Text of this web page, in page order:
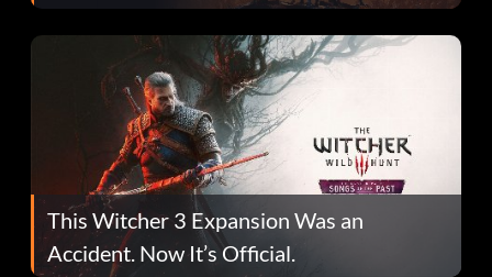
This Witcher 3 Expansion Was an
Accident. Now It’s Official.